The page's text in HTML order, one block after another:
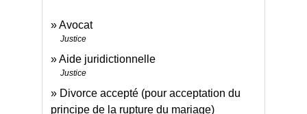
Avocat
Justice
Aide juridictionnelle
Justice
Divorce accepté (pour acceptation du
principe de la rupture du mariage)